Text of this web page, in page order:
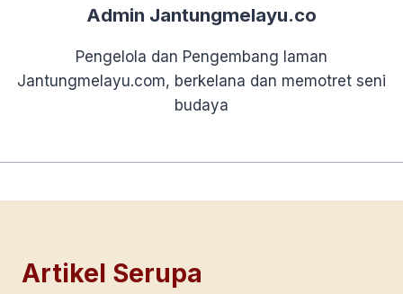
Admin Jantungmelayu.co
Pengelola dan Pengembang laman
Jantungmelayu.com, berkelana dan memotret seni
budaya
Artikel Serupa